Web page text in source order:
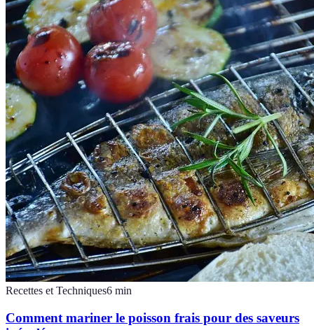
Recettes et Techniques6 min
Comment mariner le poisson frais pour des saveurs